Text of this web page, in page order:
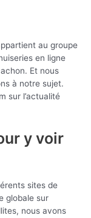
au groupe
en ligne
Et nous
à notre sujet.
sur l’actualité
y voir
sites de
globale sur
nous avons